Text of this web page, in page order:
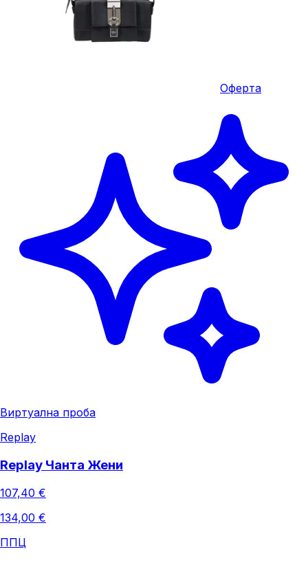
Оферта
Виртуална проба
Replay
Replay Чанта Жени
107,40 €
134,00 €
ППЦ